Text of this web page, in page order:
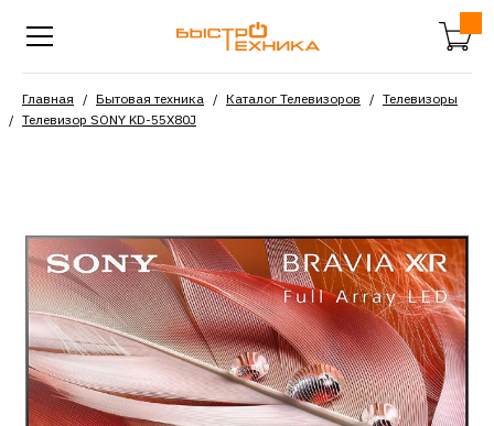
Главная Бытовая техника Каталог Телевизоров
Телевизоры
Телевизор SONY KD-55X80J